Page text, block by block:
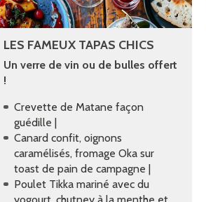
LES FAMEUX TAPAS CHICS
Un verre de vin ou de bulles offert
!
Crevette de Matane façon
guédille |
Canard confit, oignons
caramélisés, fromage Oka sur
toast de pain de campagne |
Poulet Tikka mariné avec du